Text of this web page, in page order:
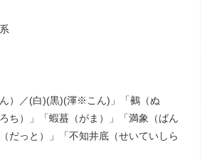
ん）／(白)(黒)(渾※こん)」「鵺（ぬ
ち）」「蝦蟇（がま）」「満象（ばん
だっと）」「不知井底（せいていしら